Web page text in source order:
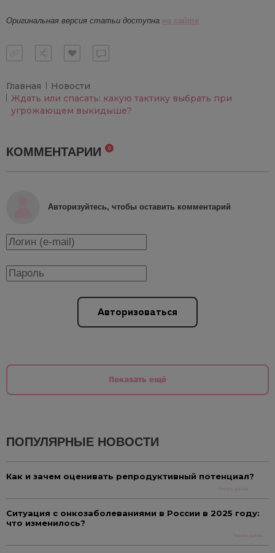
Оригинальная версия статьи доступна на сайте
Главная
Новости
Ждать или спасать: какую тактику выбрать при
угрожающем выкидыше?
КОММЕНТАРИИ 0
Авторизуйтесь, чтобы оставить комментарий
Авторизоваться
Показать ещё
ПОПУЛЯРНЫЕ НОВОСТИ
Как и зачем оценивать репродуктивный потенциал?
Читать далее
Ситуация с онкозаболеваниями в России в 2025 году:
что изменилось?
Читать далее